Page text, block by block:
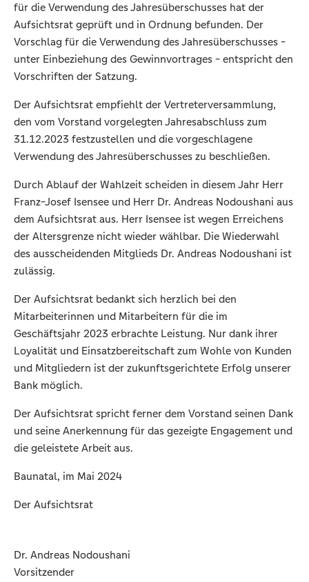
für die Verwendung des Jahresüberschusses hat der
Aufsichtsrat geprüft und in Ordnung befunden. Der
Vorschlag für die Verwendung des Jahresüberschusses -
unter Einbeziehung des Gewinnvortrages - entspricht den
Vorschriften der Satzung.
Der Aufsichtsrat empfiehlt der Vertreterversammlung,
den vom Vorstand vorgelegten Jahresabschluss zum
31.12.2023 festzustellen und die vorgeschlagene
Verwendung des Jahresüberschusses zu beschließen.
Durch Ablauf der Wahlzeit scheiden in diesem Jahr Herr
Franz-Josef Isensee und Herr Dr. Andreas Nodoushani aus
dem Aufsichtsrat aus. Herr Isensee ist wegen Erreichens
der Altersgrenze nicht wieder wählbar. Die Wiederwahl
des ausscheidenden Mitglieds Dr. Andreas Nodoushani ist
zulässig.
Der Aufsichtsrat bedankt sich herzlich bei den
Mitarbeiterinnen und Mitarbeitern für die im
Geschäftsjahr 2023 erbrachte Leistung. Nur dank ihrer
Loyalität und Einsatzbereitschaft zum Wohle von Kunden
und Mitgliedern ist der zukunftsgerichtete Erfolg unserer
Bank möglich.
Der Aufsichtsrat spricht ferner dem Vorstand seinen Dank
und seine Anerkennung für das gezeigte Engagement und
die geleistete Arbeit aus.
Baunatal, im Mai 2024
Der Aufsichtsrat
Dr. Andreas Nodoushani
Vorsitzender